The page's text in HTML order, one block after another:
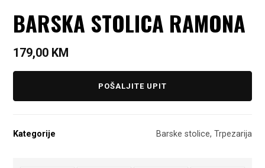
BARSKA STOLICA RAMONA
179,00 KM
POŠALJITE UPIT
Kategorije Barske stolice, Trpezarija